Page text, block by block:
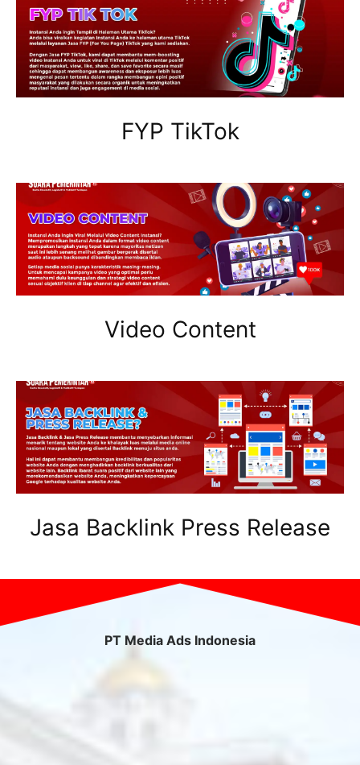
FYP TikTok
Video Content
Jasa Backlink Press Release
PT Media Ads Indonesia